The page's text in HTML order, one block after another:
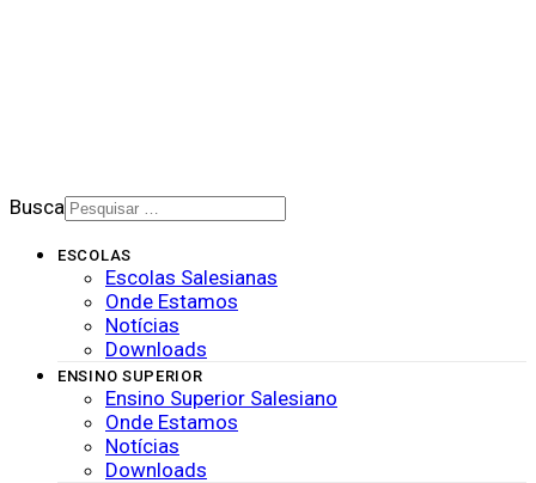
Busca
ESCOLAS
Escolas Salesianas
Onde Estamos
Notícias
Downloads
ENSINO SUPERIOR
Ensino Superior Salesiano
Onde Estamos
Notícias
Downloads